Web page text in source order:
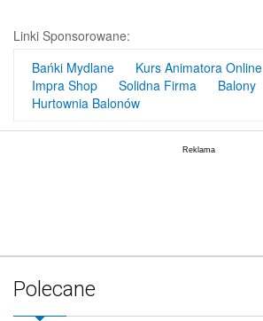
Linki Sponsorowane:
Bańki Mydlane
Kurs Animatora Online
Impra Shop
Solidna Firma Balony
Hurtownia Balonów
Polecane